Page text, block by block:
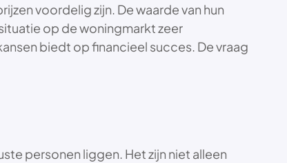
voordelig zijn. De waarde van hun
op de woningmarkt zeer
biedt op financieel succes. De vraag
personen liggen. Het zijn niet alleen